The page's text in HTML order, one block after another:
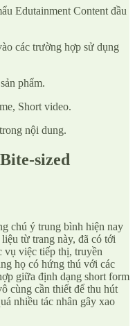
Edutainment Content đầu
các trường hợp sử dụng
phẩm.
Short video.
nội dung.
sized
chú ý trung bình hiện nay
từ trang này, đã có tới
vụ việc tiếp thị, truyền
họ có hứng thú với các
giữa định dạng short form
cùng cần thiết để thu hút
nhiều tác nhân gây xao